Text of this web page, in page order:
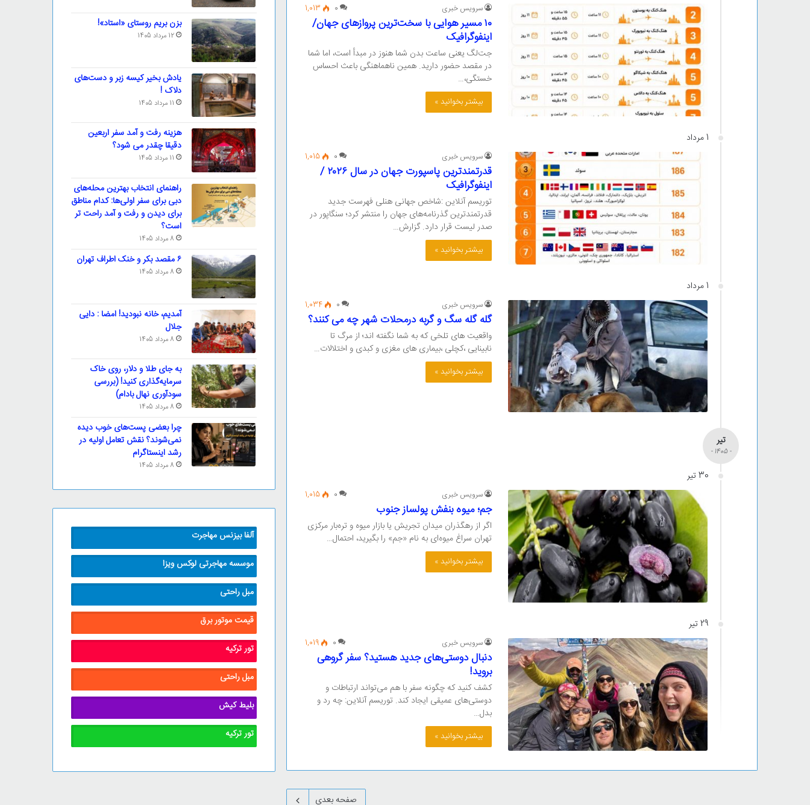
سرویس خبری 0
1,013
۱۰ مسیر هوایی با سخت‌ترین پروازهای جهان/
اینفوگرافیک
جت‌لگ یعنی ساعت بدن شما هنوز در مبدأ است، اما شما
در مقصد حضور دارید. همین ناهماهنگی باعث احساس
خستگی،…
بیشتر بخوانید »
1 مرداد
سرویس خبری 0
1,015
قدرتمندترین پاسپورت‌ جهان در سال ۲۰۲۶ /
اینفوگرافیک
توریسم آنلاین :شاخص جهانی هنلی فهرست جدید
قدرتمندترین گذرنامه‌های جهان را منتشر کرد؛ سنگاپور در
صدر لیست قرار دارد. گزارش…
بیشتر بخوانید »
1 مرداد
سرویس خبری 0
1,034
گله گله سگ و گربه درمحلات شهر چه می کنند؟
واقعیت های تلخی که به شما نگفته اند؛ از مرگ تا
نابینایی ،کچلی ،بیماری های مغزی و کبدی و اختلالات…
بیشتر بخوانید »
تیر
- 1405 -
30 تیر
سرویس خبری 0
1,015
جم؛ ‌میوه بنفش پولساز جنوب
اگر از رهگذران میدان تجریش یا بازار میوه و تره‌بار مرکزی
تهران سراغ میوه‌ای به نام «جم» را بگیرید، احتمال…
بیشتر بخوانید »
29 تیر
سرویس خبری 0
1,019
دنبال دوستی‌های جدید هستید؟ سفر گروهی
بروید!
کشف کنید که چگونه سفر با هم می‌تواند ارتباطات و
دوستی‌های عمیقی ایجاد کند. توریسم آنلاین: چه رد و
بدل…
بیشتر بخوانید »
صفحه بعدی
بزن بریم روستای «استاد»!
12 مرداد 1405
یادش بخیر کیسه‌ زبر و دست‌های
دلاک !
11 مرداد 1405
هزینه رفت و آمد سفر اربعین
دقیقا چقدر می شود؟
11 مرداد 1405
راهنمای انتخاب بهترین محله‌های
دبی برای سفر اولی‌ها: کدام مناطق
برای دیدن و رفت و آمد راحت تر
است؟
8 مرداد 1405
۶ مقصد بکر و خنک اطراف تهران
8 مرداد 1405
آمدیم، خانه نبودید! امضا : دایی
جلال
8 مرداد 1405
به جای طلا و دلار، روی خاک
سرمایه‌گذاری کنید! (بررسی
سودآوری نهال بادام)
8 مرداد 1405
چرا بعضی پست‌های خوب دیده
نمی‌شوند؟ نقش تعامل اولیه در
رشد اینستاگرام
8 مرداد 1405
آلفا بیزنس مهاجرت
موسسه مهاجرتی لوکس ویزا
مبل راحتی
قیمت موتور برق
تور ترکیه
مبل راحتی
بلیط کیش
تور ترکیه